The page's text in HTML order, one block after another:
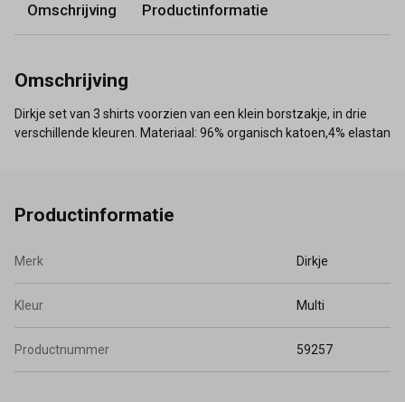
Omschrijving Productinformatie
Omschrijving
Dirkje set van 3 shirts voorzien van een klein borstzakje, in drie
verschillende kleuren. Materiaal: 96% organisch katoen,4% elastan
Productinformatie
Merk Dirkje
Kleur Multi
Productnummer 59257